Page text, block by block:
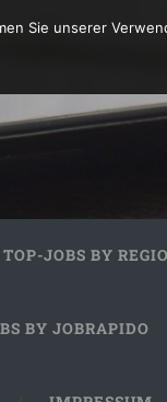
TOP-JOBS BY
BY JOBRAPIDO
Sie unserer